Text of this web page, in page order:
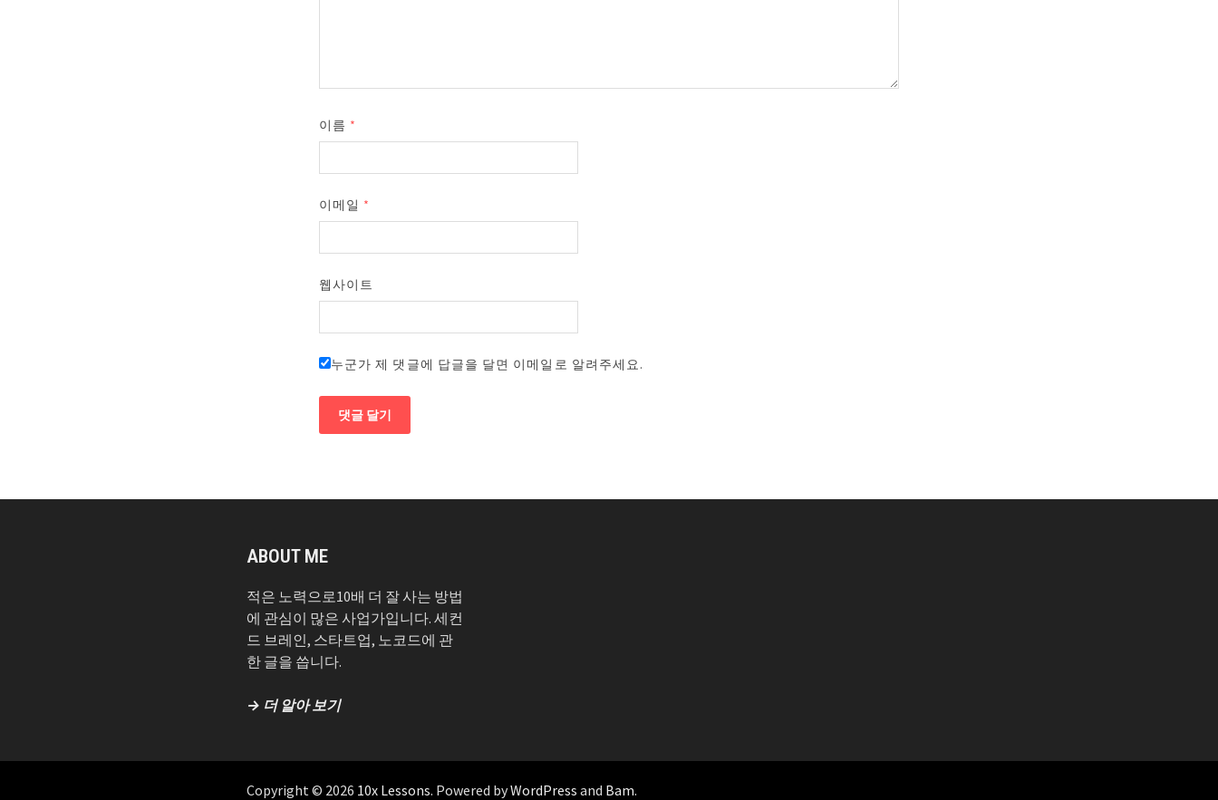
이름 *
이메일 *
웹사이트
누군가 제 댓글에 답글을 달면 이메일로 알려주세요.
ABOUT ME
적은 노력으로10배 더 잘 사는 방법
에 관심이 많은 사업가입니다. 세컨
드 브레인, 스타트업, 노코드에 관
한 글을 씁니다.
→ 더 알아 보기
Copyright © 2026 10x Lessons. Powered byWordPress and Bam.